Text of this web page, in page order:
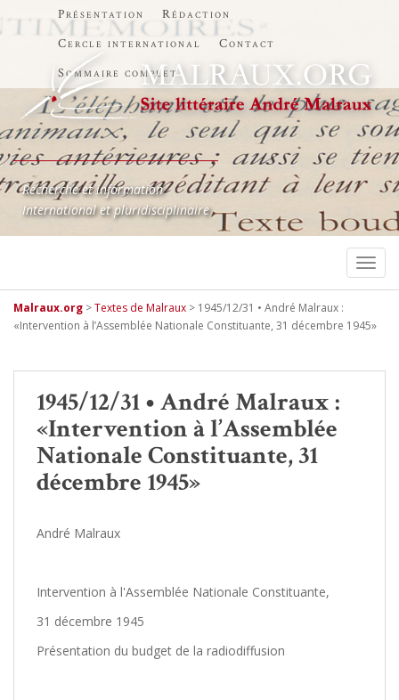
Présentation
Rédaction
Cercle international
Contact
Sommaire complet
Recherche et information
International et pluridisciplinaire
Malraux.org >Textes de Malraux > 1945/12/31 • André Malraux :
«Intervention à l’Assemblée Nationale Constituante, 31 décembre 1945»
1945/12/31 • André Malraux :
«Intervention à l’Assemblée
Nationale Constituante, 31
décembre 1945»
André Malraux
Intervention à l'Assemblée Nationale Constituante,
31 décembre 1945
Présentation du budget de la radiodiffusion